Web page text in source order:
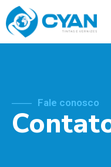
Fale conosco